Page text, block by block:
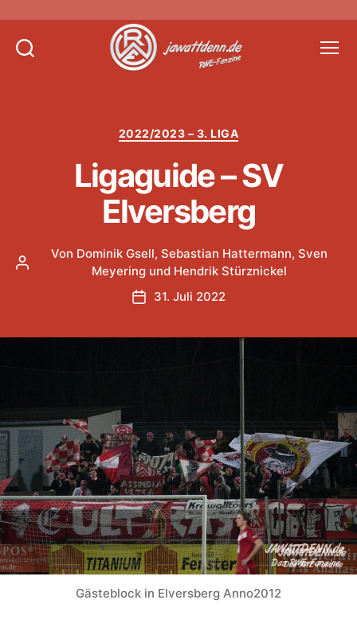
Kategorien
2022/2023 – 3. LIGA
Ligaguide – SV
Elversberg
Beitragsautor
Von Dominik Gsell, Sebastian Hattermann, Sven
Meyeringund Hendrik Stürznickel
Veröffentlichungsdatum
31. Juli 2022
Gästeblock in Elversberg Anno2012